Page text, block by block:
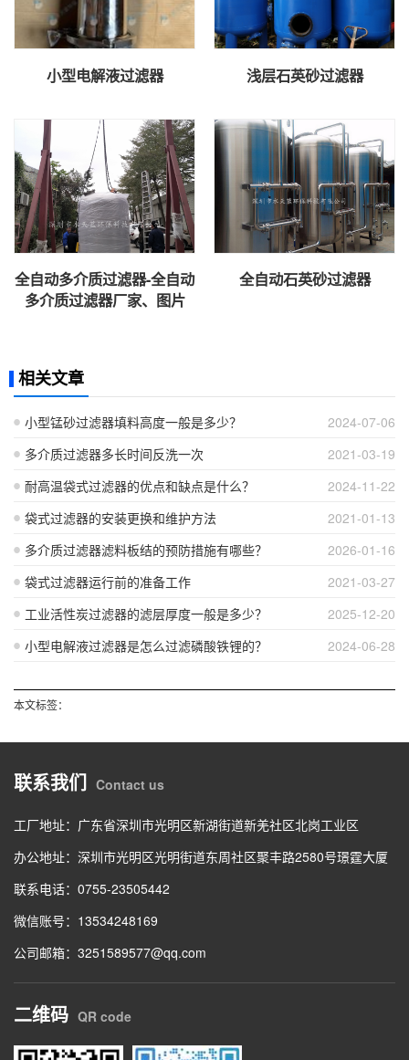
小型电解液过滤器 浅层石英砂过滤器
全自动多介质过滤器-全自动
多介质过滤器厂家、图片
全自动石英砂过滤器
相关文章
2024-07-06
小型锰砂过滤器填料高度一般是多少？
2021-03-19
多介质过滤器多长时间反洗一次
2024-11-22
耐高温袋式过滤器的优点和缺点是什么？
2021-01-13
袋式过滤器的安装更换和维护方法
2026-01-16
多介质过滤器滤料板结的预防措施有哪些？
2021-03-27
袋式过滤器运行前的准备工作
2025-12-20
工业活性炭过滤器的滤层厚度一般是多少？
2024-06-28
小型电解液过滤器是怎么过滤磷酸铁锂的？
本文标签：
联系我们 Contact us
工厂地址：广东省深圳市光明区新湖街道新羌社区北岗工业区
办公地址：深圳市光明区光明街道东周社区聚丰路2580号璟霆大厦
联系电话：0755-23505442
微信账号：13534248169
公司邮箱：3251589577@qq.com
二维码 QR code